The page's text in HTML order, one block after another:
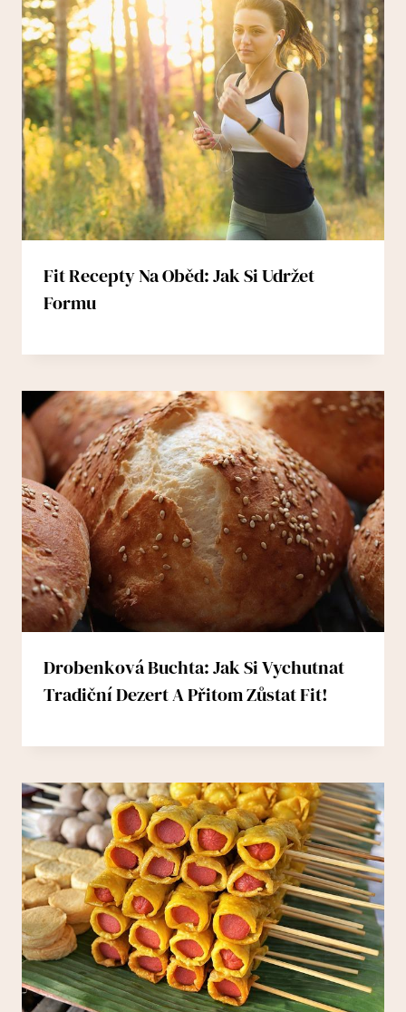
Fit Recepty Na Oběd: Jak Si Udržet
Formu
Drobenková Buchta: Jak Si Vychutnat
Tradiční Dezert A Přitom Zůstat Fit!